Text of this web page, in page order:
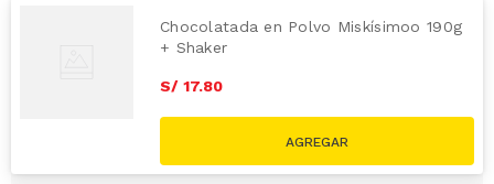
Chocolatada en Polvo Miskísimoo 190g
+ Shaker
S/ 17.80